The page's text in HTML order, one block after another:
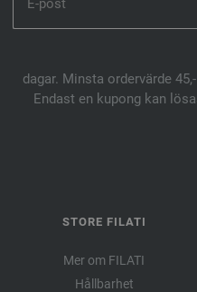
dagar. Minsta ordervärde
Endast en kupong kan
STORE FILATI
Mer om FILATI
Hållbarhet